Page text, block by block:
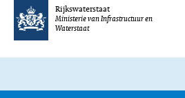
Rijkswaterstaat
Ministerie van Infrastructuur en
Waterstaat